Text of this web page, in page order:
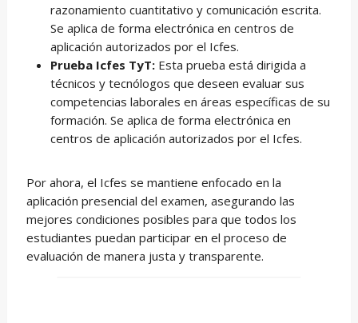
razonamiento cuantitativo y comunicación escrita.
Se aplica de forma electrónica en centros de
aplicación autorizados por el Icfes.
Prueba Icfes TyT: Esta prueba está dirigida a
técnicos y tecnólogos que deseen evaluar sus
competencias laborales en áreas específicas de su
formación. Se aplica de forma electrónica en
centros de aplicación autorizados por el Icfes.
Por ahora, el Icfes se mantiene enfocado en la
aplicación presencial del examen, asegurando las
mejores condiciones posibles para que todos los
estudiantes puedan participar en el proceso de
evaluación de manera justa y transparente.